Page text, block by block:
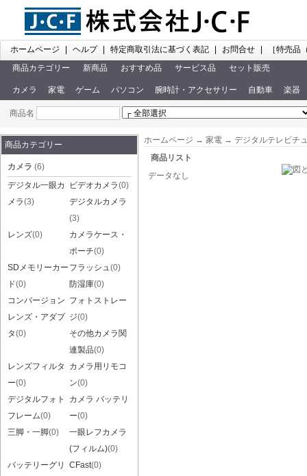
ホームページ ヘルプ 特定商取引法に基づく表記 お問合せ
［特売品
商品カテゴリー
新商品 おすすめ品 サービス品 セット販売
カメラ 家電 ゲーム パソコン 腕時計・アクセサリー 自動車 楽器
商品名
商品カテゴリー
カメラ (6)
デジタル一眼カ
メラ(3)
ビデオカメラ(0)
デジタルカメラ
(3)
レンズ(0)
カメラケース・
ポーチ(0)
SDメモリーカー
ド(0)
フラッシュ(0)
防湿庫(0)
コンバージョン
レンズ・アダプ
タ(0)
フォトストレー
ジ(0)
その他カメラ関
連製品(0)
レンズフィルタ
ー(0)
カメラ用リモコ
ン(0)
デジタルフォト
フレーム(0)
カメラ バッテリ
ー(0)
三脚・一脚(0)
一眼レフカメラ
(フィルム)(0)
バッテリーグリ
CFast(0)
ホームページ → 家電 → デジタルテレビチ
商品リスト
データなし